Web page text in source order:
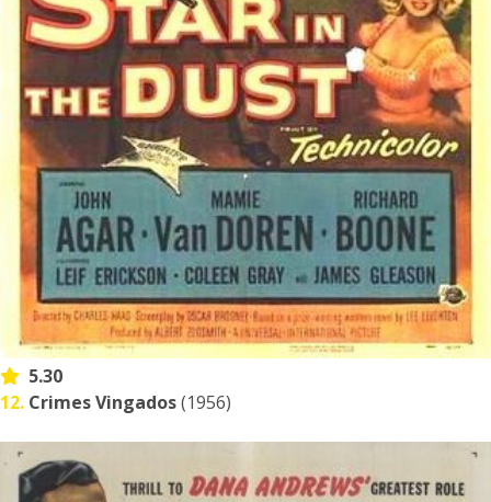
5.30
12. Crimes Vingados(1956)